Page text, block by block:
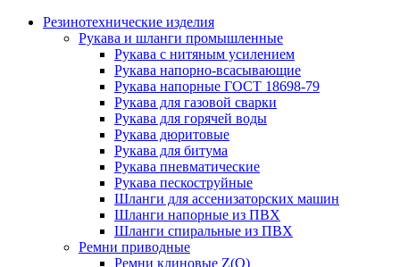
Резинотехнические изделия
Рукава и шланги промышленные
Рукава с нитяным усилением
Рукава напорно-всасывающие
Рукава напорные ГОСТ 18698-79
Рукава для газовой сварки
Рукава для горячей воды
Рукава дюритовые
Рукава для битума
Рукава пневматические
Рукава пескоструйные
Шланги для ассенизаторских машин
Шланги напорные из ПВХ
Шланги спиральные из ПВХ
Ремни приводные
Ремни клиновые Z(О)